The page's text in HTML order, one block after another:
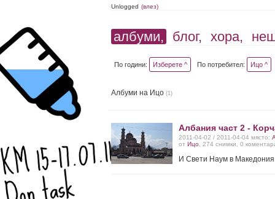
Unlogged (влез)
албуми, блог, хора,
По години: Изберете ^ По потребител: Ицо ^
Албуми на Ицо(1)
Албания част 2 -
2011-04-02 / 2011-04-04 място:
отИцо , 274 снимки, 0
И Свети Наум в Македония